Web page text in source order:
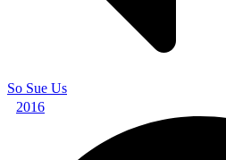
So Sue Us
2016